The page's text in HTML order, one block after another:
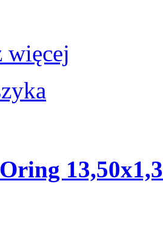
więcej
Oring